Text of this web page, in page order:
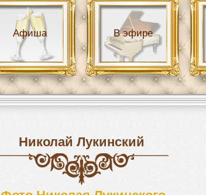
Афиша В эфире
Николай Лукинский